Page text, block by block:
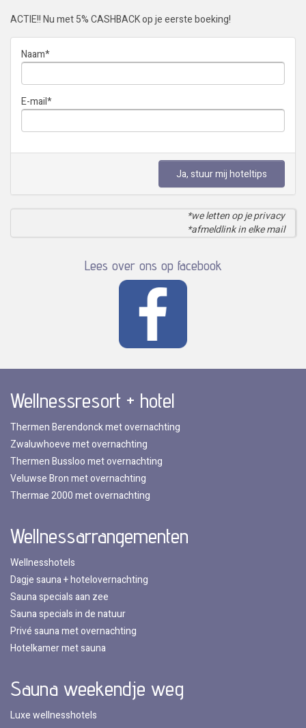
ACTIE!! Nu met 5% CASHBACK op je eerste boeking!
Naam*
E-mail*
Ja, stuur mij hoteltips
*we letten op je privacy
*afmeldlink in elke mail
Lees over ons op facebook
Wellnessresort + hotel
Thermen Berendonck met overnachting
Zwaluwhoeve met overnachting
Thermen Bussloo met overnachting
Veluwse Bron met overnachting
Thermae 2000 met overnachting
Wellnessarrangementen
Wellnesshotels
Dagje sauna + hotelovernachting
Sauna specials aan zee
Sauna specials in de natuur
Privé sauna met overnachting
Hotelkamer met sauna
Sauna weekendje weg
Luxe wellnesshotels